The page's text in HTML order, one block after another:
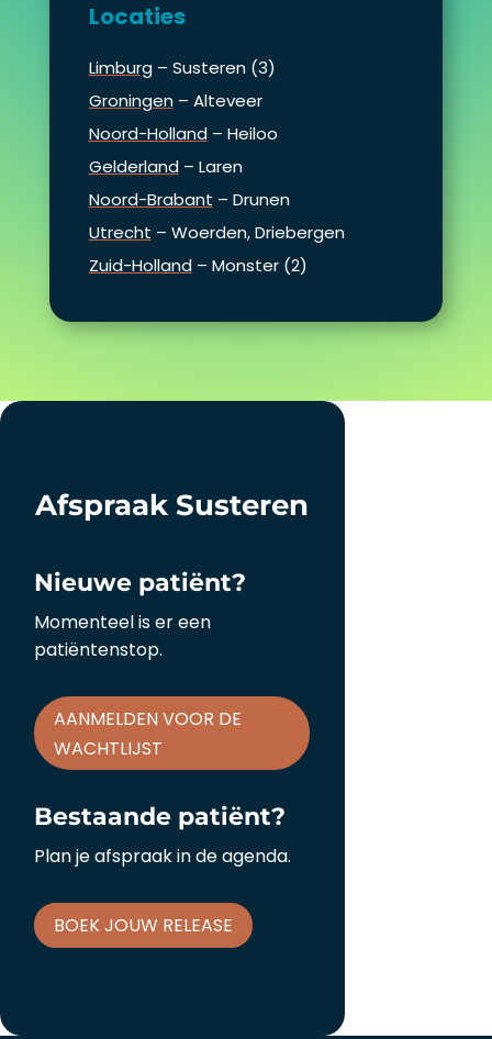
Locaties
Limburg – Susteren (3)
Groningen – Alteveer
Noord-Holland – Heiloo
Gelderland – Laren
Noord-Brabant – Drunen
Utrecht – Woerden, Driebergen
Zuid-Holland – Monster (2)
Afspraak Susteren
Nieuwe patiënt?
Momenteel is er een
patiëntenstop.
AANMELDEN VOOR DE
WACHTLIJST
Bestaande patiënt?
Plan je afspraak in de agenda.
BOEK JOUW RELEASE